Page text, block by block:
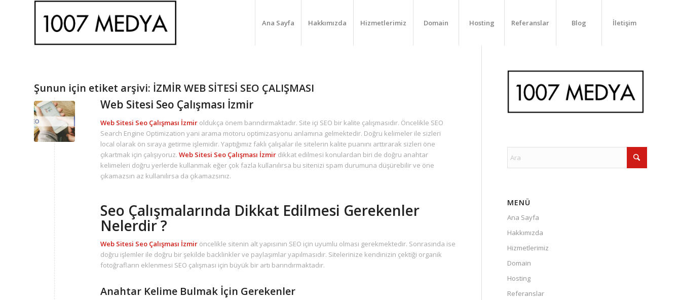
Ana Sayfa Hakkımızda Hizmetlerimiz Domain Hosting Referanslar Blog İletişim
Şunun için etiket arşivi: İZMİR WEB SİTESİ SEO ÇALIŞMASI
Web Sitesi Seo Çalışması İzmir
Web Sitesi Seo Çalışması İzmir oldukça önem barındırmaktadır. Site içi SEO bir kalite çalışmasıdır. Öncelikle SEO
Search Engine Optimization yani arama motoru optimizasyonu anlamına gelmektedir. Doğru kelimeler ile sizleri
local olarak ön sıraya getirme işlemidir. Yaptığımız faklı çalışalar ile sitelerin kalite puanını arttırarak sizleri öne
çıkartmak için çalışıyoruz. Web Sitesi Seo Çalışması İzmir dikkat edilmesi konulardan biri de doğru anahtar
kelimeleri doğru yerlerde kullanmak eğer çok fazla kullanılırsa bu sitenizi spam durumuna düşürebilir ve öne
çıkamazsın az kullanılırsa da çıkamazsınız.
Seo Çalışmalarında Dikkat Edilmesi Gerekenler
Nelerdir ?
Web Sitesi Seo Çalışması İzmir öncelikle sitenin alt yapısının SEO için uyumlu olması gerekmektedir. Sonrasında ise
doğru işlemler ile doğru bir şekilde backlinkler ve paylaşımlar yapılmasıdır. Sitelerinize kendinizin çektiği organik
fotoğrafların eklenmesi SEO çalışması için büyük bir artı barındırmaktadır.
Anahtar Kelime Bulmak İçin Gerekenler
MENÜ
Ana Sayfa
Hakkımızda
Hizmetlerimiz
Domain
Hosting
Referanslar